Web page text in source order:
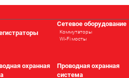
Сетевое оборудование
Коммутаторы
Wi-Fi мосты
охранная
Проводная охранная
система